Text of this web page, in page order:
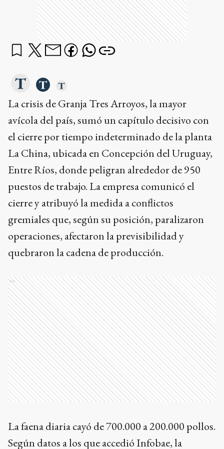
La crisis de Granja Tres Arroyos, la mayor
avícola del país, sumó un capítulo decisivo con
el cierre por tiempo indeterminado de la planta
La China, ubicada en Concepción del Uruguay,
Entre Ríos, donde peligran alrededor de 950
puestos de trabajo. La empresa comunicó el
cierre y atribuyó la medida a conflictos
gremiales que, según su posición, paralizaron
operaciones, afectaron la previsibilidad y
quebraron la cadena de producción.
Ads
La faena diaria cayó de 700.000 a 200.000 pollos.
Según datos a los que accedió Infobae, la